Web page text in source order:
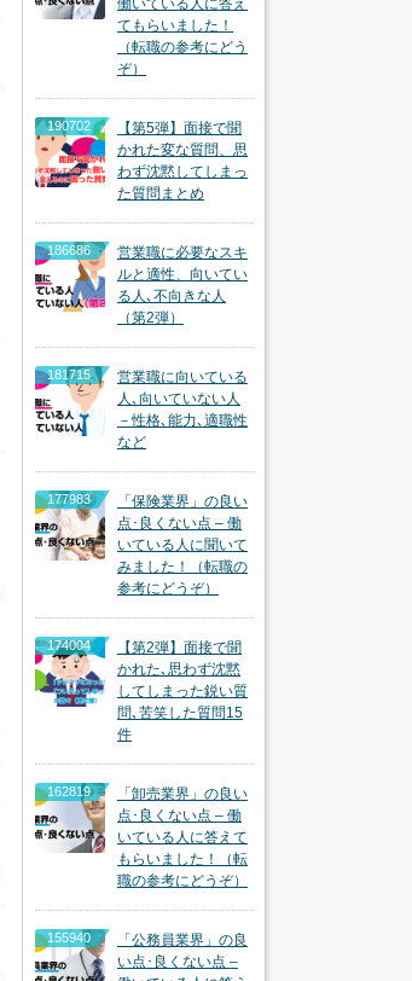
働いている人に答え
てもらいました！
（転職の参考にどう
ぞ）
190702
【第5弾】面接で聞
かれた変な質問、思
わず沈黙してしまっ
た質問まとめ
186686
営業職に必要なスキ
ルと適性、向いてい
る人､不向きな人
（第2弾）
181715
営業職に向いている
人､向いていない人
－性格､能力､適職性
など
177983
「保険業界」の良い
点･良くない点 – 働
いている人に聞いて
みました！（転職の
参考にどうぞ）
174004
【第2弾】面接で聞
かれた､思わず沈黙
してしまった鋭い質
問､苦笑した質問15
件
162819
「卸売業界」の良い
点･良くない点 – 働
いている人に答えて
もらいました！（転
職の参考にどうぞ）
155940
「公務員業界」の良
い点･良くない点 –